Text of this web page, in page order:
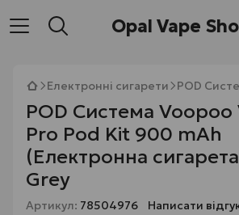
Opal Vape
Електронні сигарети POD
POD Система Voopoo
Pro Pod Kit 900 mAh
(Електронна
Grey
Артикул: 78504976 Написати